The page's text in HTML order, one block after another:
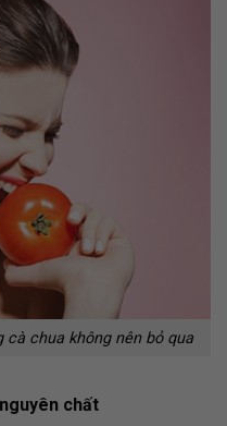
chua không nên bỏ qua
chất